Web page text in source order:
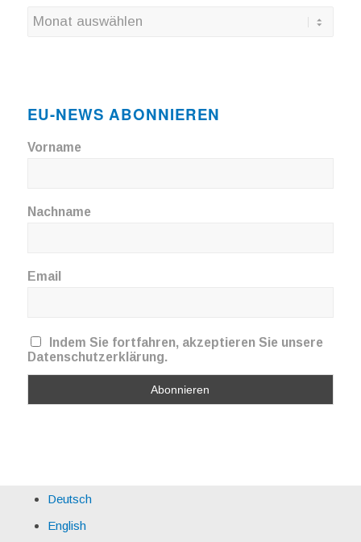
EU-NEWS ABONNIEREN
Vorname
Nachname
Email
Indem Sie fortfahren, akzeptieren Sie unsere
Datenschutzerklärung.
Deutsch
English